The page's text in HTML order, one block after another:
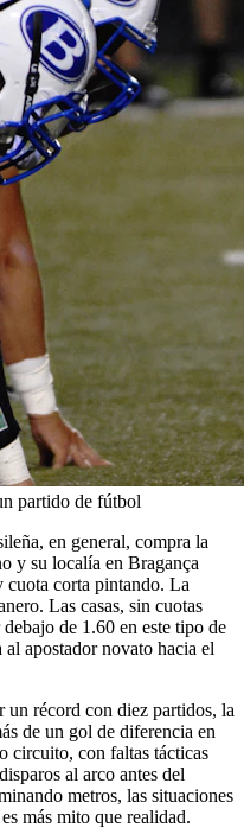
partido de fútbol
en general, compra la
y su localía en Bragança
cuota corta pintando. La
Las casas, sin cuotas
de 1.60 en este tipo de
apostador novato hacia el
un récord con diez partidos, la
de un gol de diferencia en
circuito, con faltas tácticas
al arco antes del
metros, las situaciones
más mito que realidad.